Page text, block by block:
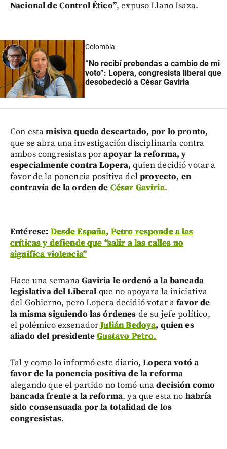
Nacional de Control Ético”, expuso Llano Isaza.
Colombia
“No recibí prebendas a cambio de mi
voto”: Lopera, congresista liberal que
desobedeció a César Gaviria
Con estamisiva queda descartado, por lo pronto,
que se abra una investigación disciplinaria contra
ambos congresistas porapoyar la reforma, y
especialmente contra Lopera, quien decidió votar a
favor de la ponencia positiva delproyecto, en
contravía de la orden de César Gaviria.
Entérese: Desde España, Petro responde a las
críticas y defiende que “salir a las calles no
significa violencia”
Hace una semanaGaviria le ordenó a la bancada
legislativa del Liberal que no apoyara la iniciativa
del Gobierno, pero Lopera decidió votar afavor de
la misma siguiendo las órdenes de su jefe político,
el polémico exsenadorJulián Bedoya, quien es
aliado del presidenteGustavo Petro.
Tal y como lo informó este diario, Lopera votó a
favor de la ponencia positiva de la reforma
alegando que el partido no tomó unadecisión como
bancada frente a la reforma, ya que esta no habría
sido consensuada por la totalidad de los
congresistas.